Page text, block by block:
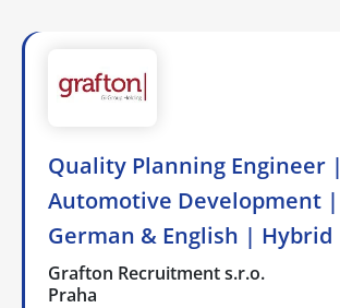
Quality Planning Engineer |
Automotive Development |
German & English | Hybrid
Grafton Recruitment s.r.o.
Praha